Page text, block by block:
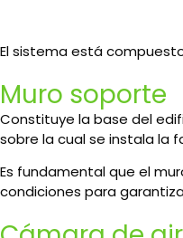
El sistema está
Muro soporte
Constituye la base del
sobre la cual se instala la
Es fundamental que el
condiciones para